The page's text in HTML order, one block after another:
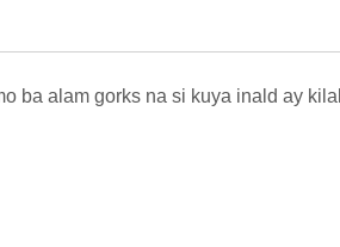
ba alam gorks na si kuya inald ay